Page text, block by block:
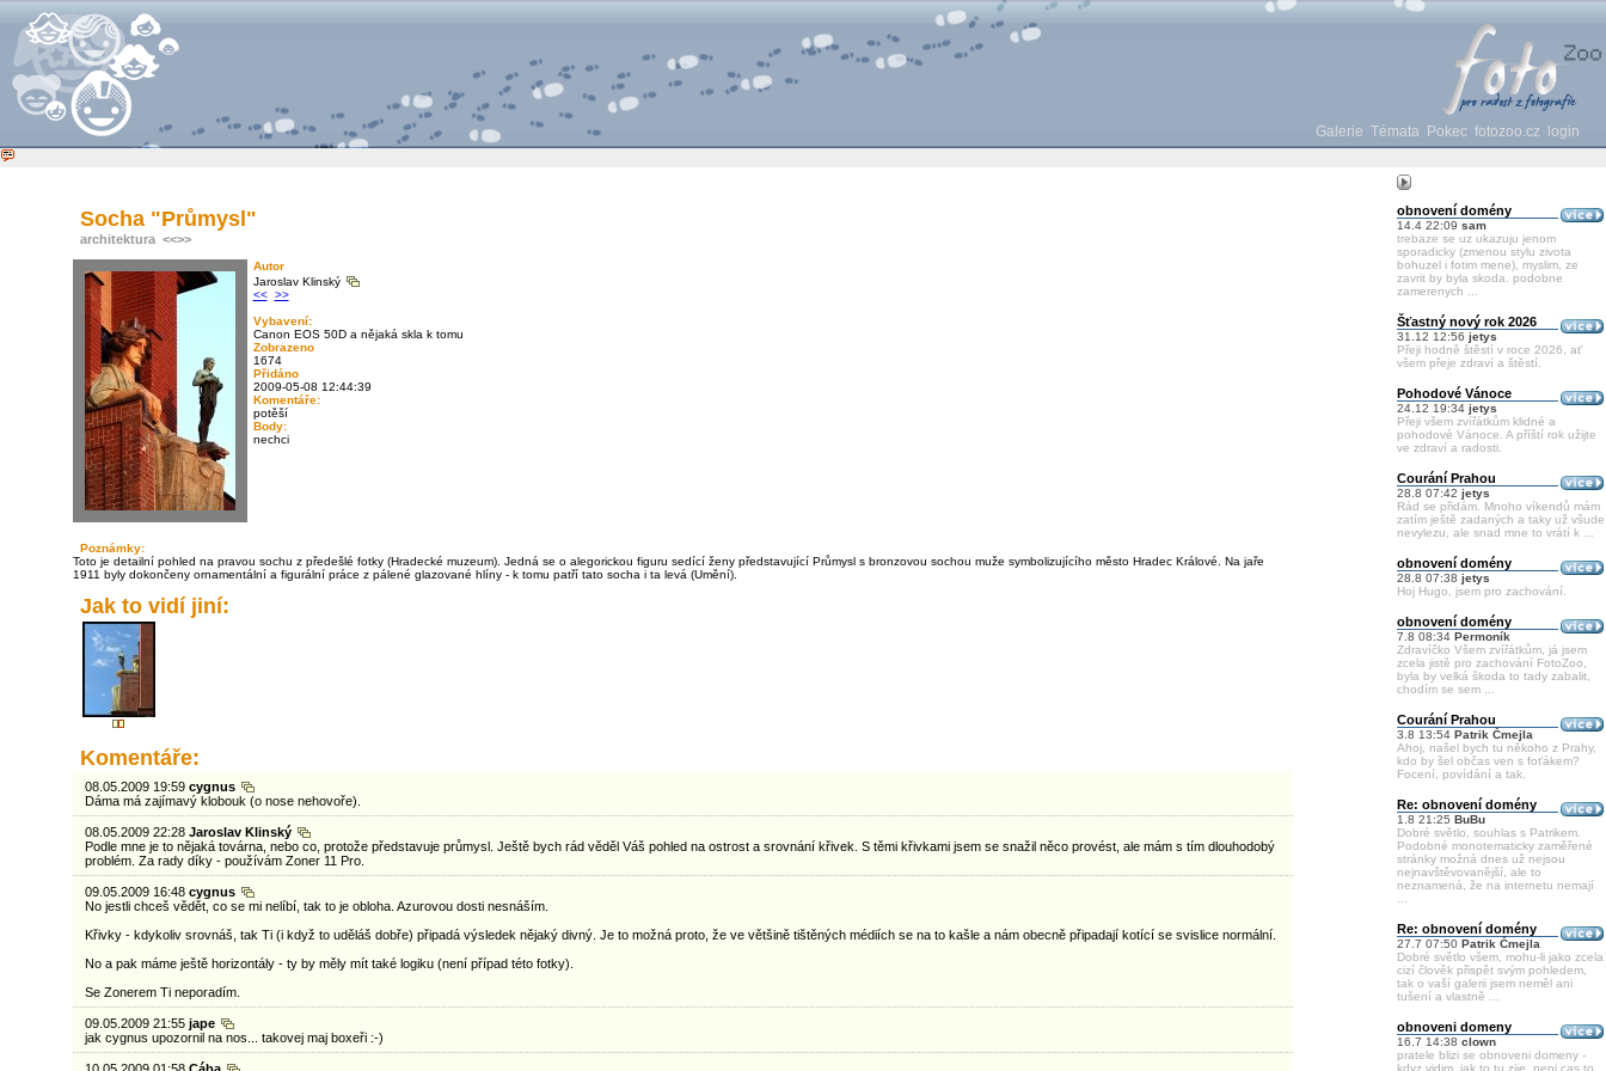
Galerie Témata Pokec fotozoo.cz login
obnovení domény
14.4 22:09 sam
trebaze se uz ukazuju jenom
sporadicky (zmenou stylu zivota
bohuzel i fotim mene), myslim, ze
zavrit by byla skoda. podobne
zamerenych ...
Šťastný nový rok 2026
31.12 12:56 jetys
Přeji hodně štěstí v roce 2026, ať
všem přeje zdraví a štěstí.
Pohodové Vánoce
24.12 19:34 jetys
Přeji všem zvířátkům klidné a
pohodové Vánoce. A příští rok užijte
ve zdraví a radosti.
Courání Prahou
28.8 07:42 jetys
Rád se přidám. Mnoho víkendů mám
zatím ještě zadaných a taky už všude
nevylezu, ale snad mne to vrátí k ...
obnovení domény
28.8 07:38 jetys
Hoj Hugo, jsem pro zachování.
obnovení domény
7.8 08:34 Permoník
Zdravíčko Všem zvířátkům, já jsem
zcela jistě pro zachování FotoZoo,
byla by velká škoda to tady zabalit,
chodím se sem ...
Courání Prahou
3.8 13:54 Patrik Čmejla
Ahoj, našel bych tu někoho z Prahy,
kdo by šel občas ven s foťákem?
Focení, povídání a tak.
Re: obnovení domény
1.8 21:25 BuBu
Dobré světlo, souhlas s Patrikem.
Podobné monotematicky zaměřené
stránky možná dnes už nejsou
nejnavštěvovanější, ale to
neznamená, že na internetu nemají
Re: obnovení domény
27.7 07:50 Patrik Čmejla
Dobré světlo všem, mohu-li jako zcela
cizí člověk přispět svým pohledem,
tak o vaší galerii jsem neměl ani
tušení a vlastně ...
obnoveni domeny
16.7 14:38 clown
pratele blizi se obnoveni domeny -
kdyz vidim, jak to tu zije, neni cas to
Socha "Průmysl"
architektura <<>>
Autor
Jaroslav Klinský
<< >>
Vybavení:
Canon EOS 50D a nějaká skla k tomu
Zobrazeno
1674
Přidáno
2009-05-08 12:44:39
Komentáře:
potěší
Body:
nechci
Poznámky:
Toto je detailní pohled na pravou sochu z předešlé fotky (Hradecké muzeum). Jedná se o alegorickou figuru sedící ženy představující Průmysl s bronzovou sochou muže symbolizujícího město Hradec Králové. Na jaře
1911 byly dokončeny ornamentální a figurální práce z pálené glazované hlíny - k tomu patří tato socha i ta levá (Umění).
Jak to vidí jiní:
Komentáře:
08.05.2009 19:59 cygnus
Dáma má zajímavý klobouk (o nose nehovoře).
08.05.2009 22:28 Jaroslav Klinský
Podle mne je to nějaká továrna, nebo co, protože představuje průmysl. Ještě bych rád věděl Váš pohled na ostrost a srovnání křivek. S těmi křivkami jsem se snažil něco provést, ale mám s tím dlouhodobý
problém. Za rady díky - používám Zoner 11 Pro.
09.05.2009 16:48 cygnus
No jestli chceš vědět, co se mi nelíbí, tak to je obloha. Azurovou dosti nesnáším.
Křivky - kdykoliv srovnáš, tak Ti (i když to uděláš dobře) připadá výsledek nějaký divný. Je to možná proto, že ve většině tištěných médiích se na to kašle a nám obecně připadají kotící se svislice normální.
No a pak máme ještě horizontály - ty by měly mít také logiku (není případ této fotky).
Se Zonerem Ti neporadím.
09.05.2009 21:55 jape
jak cygnus upozornil na nos... takovej maj boxeři :-)